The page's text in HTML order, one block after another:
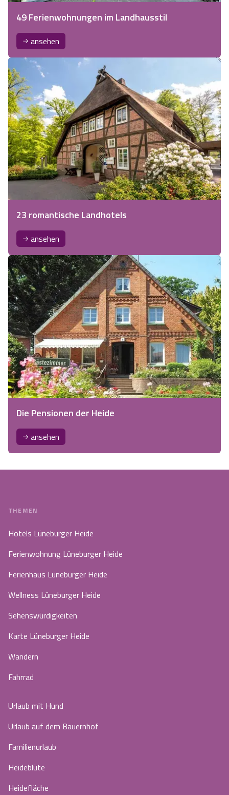
49 Ferienwohnungen im Landhausstil
ansehen
23 romantische Landhotels
ansehen
Die Pensionen der Heide
ansehen
THEMEN
Hotels Lüneburger Heide
Ferienwohnung Lüneburger Heide
Ferienhaus Lüneburger Heide
Wellness Lüneburger Heide
Sehenswürdigkeiten
Karte Lüneburger Heide
Wandern
Fahrrad
Urlaub mit Hund
Urlaub auf dem Bauernhof
Familienurlaub
Heideblüte
Heidefläche